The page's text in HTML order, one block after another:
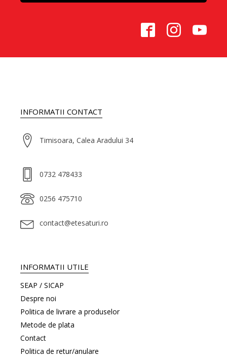
INFORMATII CONTACT
Timisoara, Calea Aradului 34
0732 478433
0256 475710
contact@etesaturi.ro
INFORMATII UTILE
SEAP / SICAP
Despre noi
Politica de livrare a produselor
Metode de plata
Contact
Politica de retur/anulare